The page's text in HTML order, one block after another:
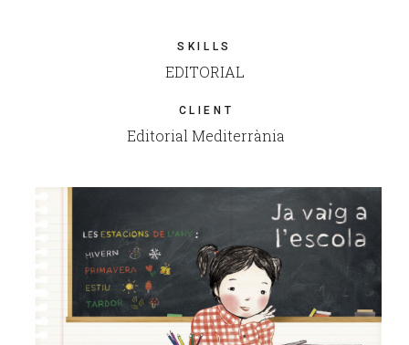
SKILLS
EDITORIAL
CLIENT
Editorial Mediterrània